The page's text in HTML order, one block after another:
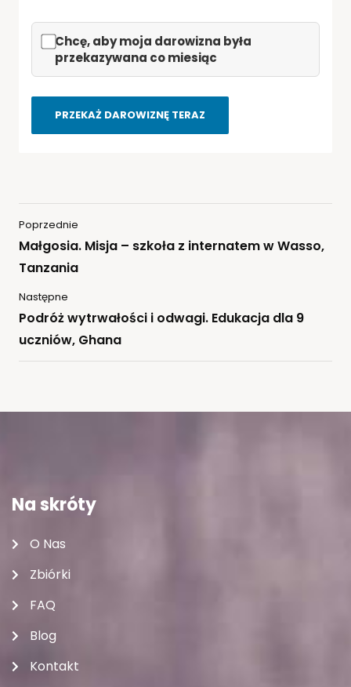
PRZEKAŻ DAROWIZNĘ TERAZ
Poprzednie
Małgosia. Misja – szkoła z internatem w Wasso,
Tanzania
Następne
Podróż wytrwałości i odwagi. Edukacja dla 9
uczniów, Ghana
Na skróty
O Nas
Zbiórki
FAQ
Blog
Kontakt